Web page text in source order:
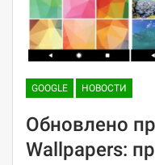
GOOGLE НОВОСТИ
Обновлено
Wallpapers: